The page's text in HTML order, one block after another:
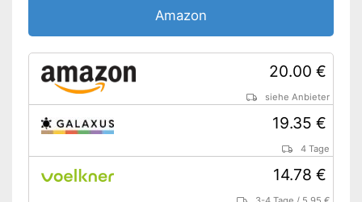
Amazon
20.00 €
siehe Anbieter
19.35 €
4 Tage
14.78 €